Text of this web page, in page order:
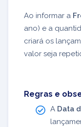
Ao informar a
ano) e a
criará os
valor seja
Regras e
A Data